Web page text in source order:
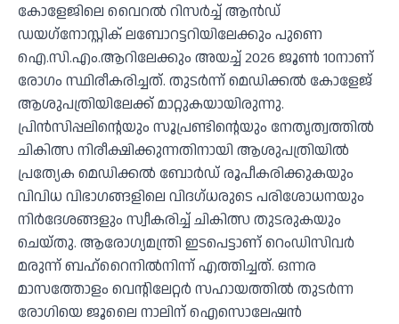
കോളേജിലെ വൈറല്‍ റിസര്‍ച്ച് ആന്‍ഡ്
ഡയഗ്‌നോസ്റ്റിക് ലബോറട്ടറിയിലേക്കും പുണെ
ഐ.സി.എം.ആറിലേക്കും അയച്ച് 2026 ജൂണ്‍ 10നാണ്
രോഗം സ്ഥിരീകരിച്ചത്. തുടര്‍ന്ന് മെഡിക്കല്‍ കോളേജ്
ആശുപത്രിയിലേക്ക് മാറ്റുകയായിരുന്നു.
പ്രിന്‍സിപ്പലിന്റെയും സൂപ്രണ്ടിന്റെയും നേതൃത്വത്തില്‍
ചികിത്സ നിരീക്ഷിക്കുന്നതിനായി ആശുപത്രിയില്‍
പ്രത്യേക മെഡിക്കല്‍ ബോര്‍ഡ് രൂപീകരിക്കുകയും
വിവിധ വിഭാഗങ്ങളിലെ വിദഗ്ധരുടെ പരിശോധനയും
നിര്‍ദേശങ്ങളും സ്വീകരിച്ച് ചികിത്സ തുടരുകയും
ചെയ്തു. ആരോഗ്യമന്ത്രി ഇടപെട്ടാണ് റെംഡിസിവര്‍
മരുന്ന് ബഹ്‌റൈനില്‍നിന്ന് എത്തിച്ചത്. ഒന്നര
മാസത്തോളം വെന്റിലേറ്റര്‍ സഹായത്തില്‍ തുടര്‍ന്ന
രോഗിയെ ജൂലൈ നാലിന് ഐസൊലേഷന്‍